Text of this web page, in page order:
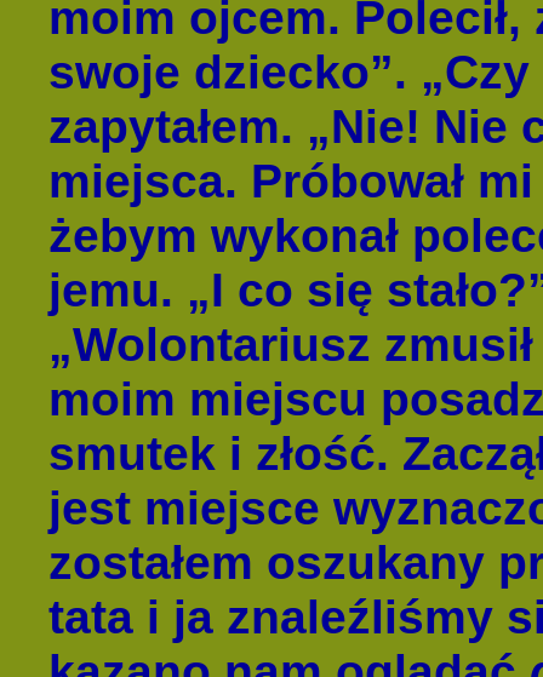
moim ojcem. Polecił,
swoje dziecko”.
zapytałem. „Nie! Nie
miejsca. Próbował
żebym wykonał
jemu. „I co się
„Wolontariusz
moim miejscu
smutek i złość.
jest miejsce
zostałem oszukany
tata i ja znaleźliśmy